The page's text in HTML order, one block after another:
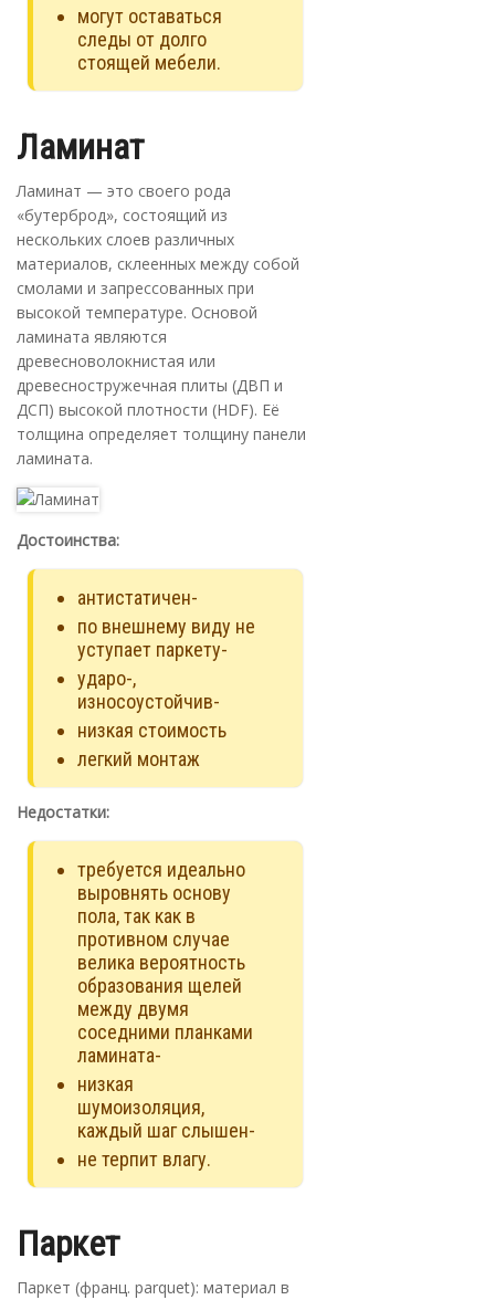
могут оставаться
следы от долго
стоящей мебели.
Ламинат
Ламинат — это своего рода
«бутерброд», состоящий из
нескольких слоев различных
материалов, склеенных между собой
смолами и запрессованных при
высокой температуре. Основой
ламината являются
древесноволокнистая или
древесностружечная плиты (ДВП и
ДСП) высокой плотности (HDF). Её
толщина определяет толщину панели
ламината.
Достоинства:
антистатичен-
по внешнему виду не
уступает паркету-
ударо-,
износоустойчив-
низкая стоимость
легкий монтаж
Недостатки:
требуется идеально
выровнять основу
пола, так как в
противном случае
велика вероятность
образования щелей
между двумя
соседними планками
ламината-
низкая
шумоизоляция,
каждый шаг слышен-
не терпит влагу.
Паркет
Паркет (франц. parquet): материал в